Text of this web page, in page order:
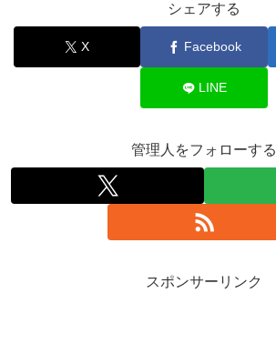
シェアする
X Facebook
LINE
管理人をフォローする
スポンサーリンク